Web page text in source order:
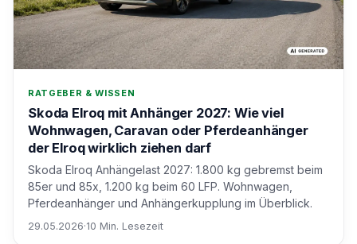
RATGEBER & WISSEN
Skoda Elroq mit Anhänger 2027: Wie viel
Wohnwagen, Caravan oder Pferdeanhänger
der Elroq wirklich ziehen darf
Skoda Elroq Anhängelast 2027: 1.800 kg gebremst beim
85er und 85x, 1.200 kg beim 60 LFP. Wohnwagen,
Pferdeanhänger und Anhängerkupplung im Überblick.
29.05.2026·10 Min. Lesezeit